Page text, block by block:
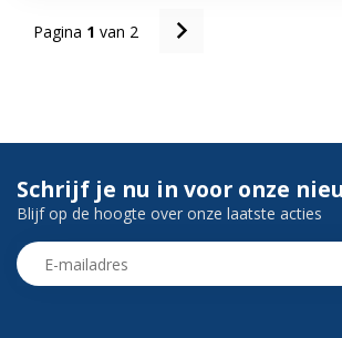
Pagina 1 van 2
Schrijf je nu in voor onze
Blijf op de hoogte over onze laatste acties